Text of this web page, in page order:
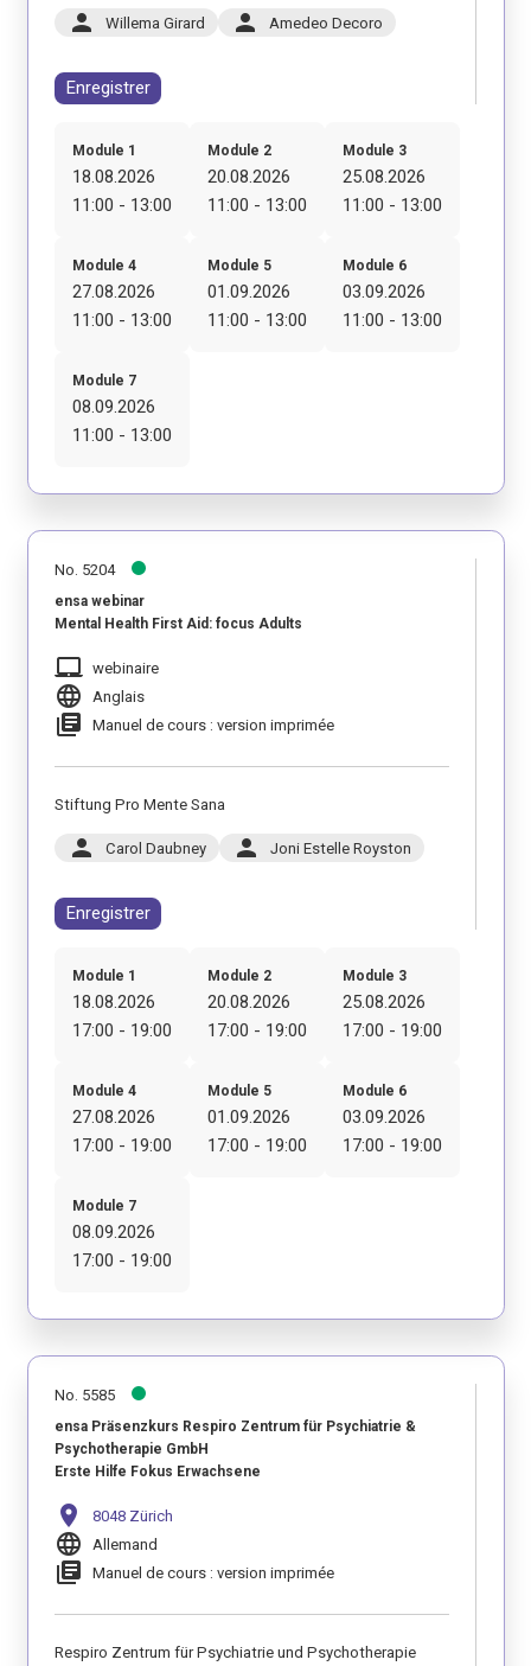
person Willema Girard person Amedeo Decoro
Enregistrer
Module 1
18.08.2026
11:00 - 13:00
Module 2
20.08.2026
11:00 - 13:00
Module 3
25.08.2026
11:00 - 13:00
Module 4
27.08.2026
11:00 - 13:00
Module 5
01.09.2026
11:00 - 13:00
Module 6
03.09.2026
11:00 - 13:00
Module 7
08.09.2026
11:00 - 13:00
No. 5204
ensa webinar
Mental Health First Aid: focus Adults
laptop_mac webinaire
language Anglais
library_books Manuel de cours : version imprimée
Stiftung Pro Mente Sana
person Carol Daubney person Joni Estelle Royston
Enregistrer
Module 1
18.08.2026
17:00 - 19:00
Module 2
20.08.2026
17:00 - 19:00
Module 3
25.08.2026
17:00 - 19:00
Module 4
27.08.2026
17:00 - 19:00
Module 5
01.09.2026
17:00 - 19:00
Module 6
03.09.2026
17:00 - 19:00
Module 7
08.09.2026
17:00 - 19:00
No. 5585
ensa Präsenzkurs Respiro Zentrum für Psychiatrie &
Psychotherapie GmbH
Erste Hilfe Fokus Erwachsene
location_on 8048 Zürich
language Allemand
library_books Manuel de cours : version imprimée
Respiro Zentrum für Psychiatrie und Psychotherapie